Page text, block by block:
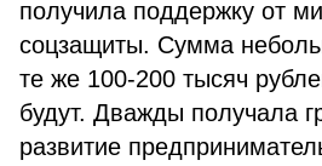
получила поддержку от
соцзащиты. Сумма
те же 100-200 тысяч
будут. Дважды получала
развитие